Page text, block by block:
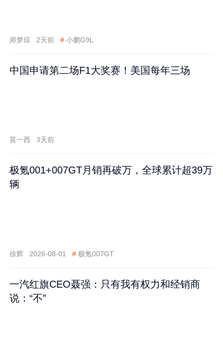
师梦琼 2天前 # 小鹏G9L
中国申请第二场F1大奖赛！美国每年三场
莫一西 3天前
极氪001+007GT月销再破万，全球累计超39万
辆
徐辉 2026-08-01 # 极氪007GT
一汽红旗CEO聂强：只有我有权力和经销商
说：“不”